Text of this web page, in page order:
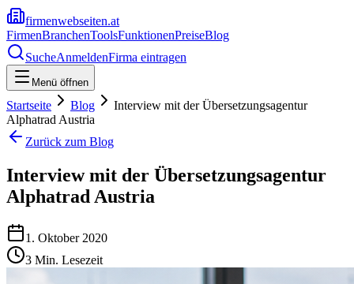
firmenwebseiten.at
FirmenBranchenToolsFunktionenPreiseBlog
SucheAnmeldenFirma eintragen
Menü öffnen
Startseite Blog
Interview mit der Übersetzungsagentur
Alphatrad Austria
Zurück zum Blog
Interview mit der Übersetzungsagentur
Alphatrad Austria
1. Oktober 2020
3 Min. Lesezeit